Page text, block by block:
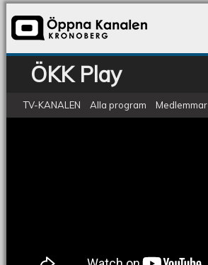
ÖKK Play
TV-KANALEN Alla program Medlemmar
Youth